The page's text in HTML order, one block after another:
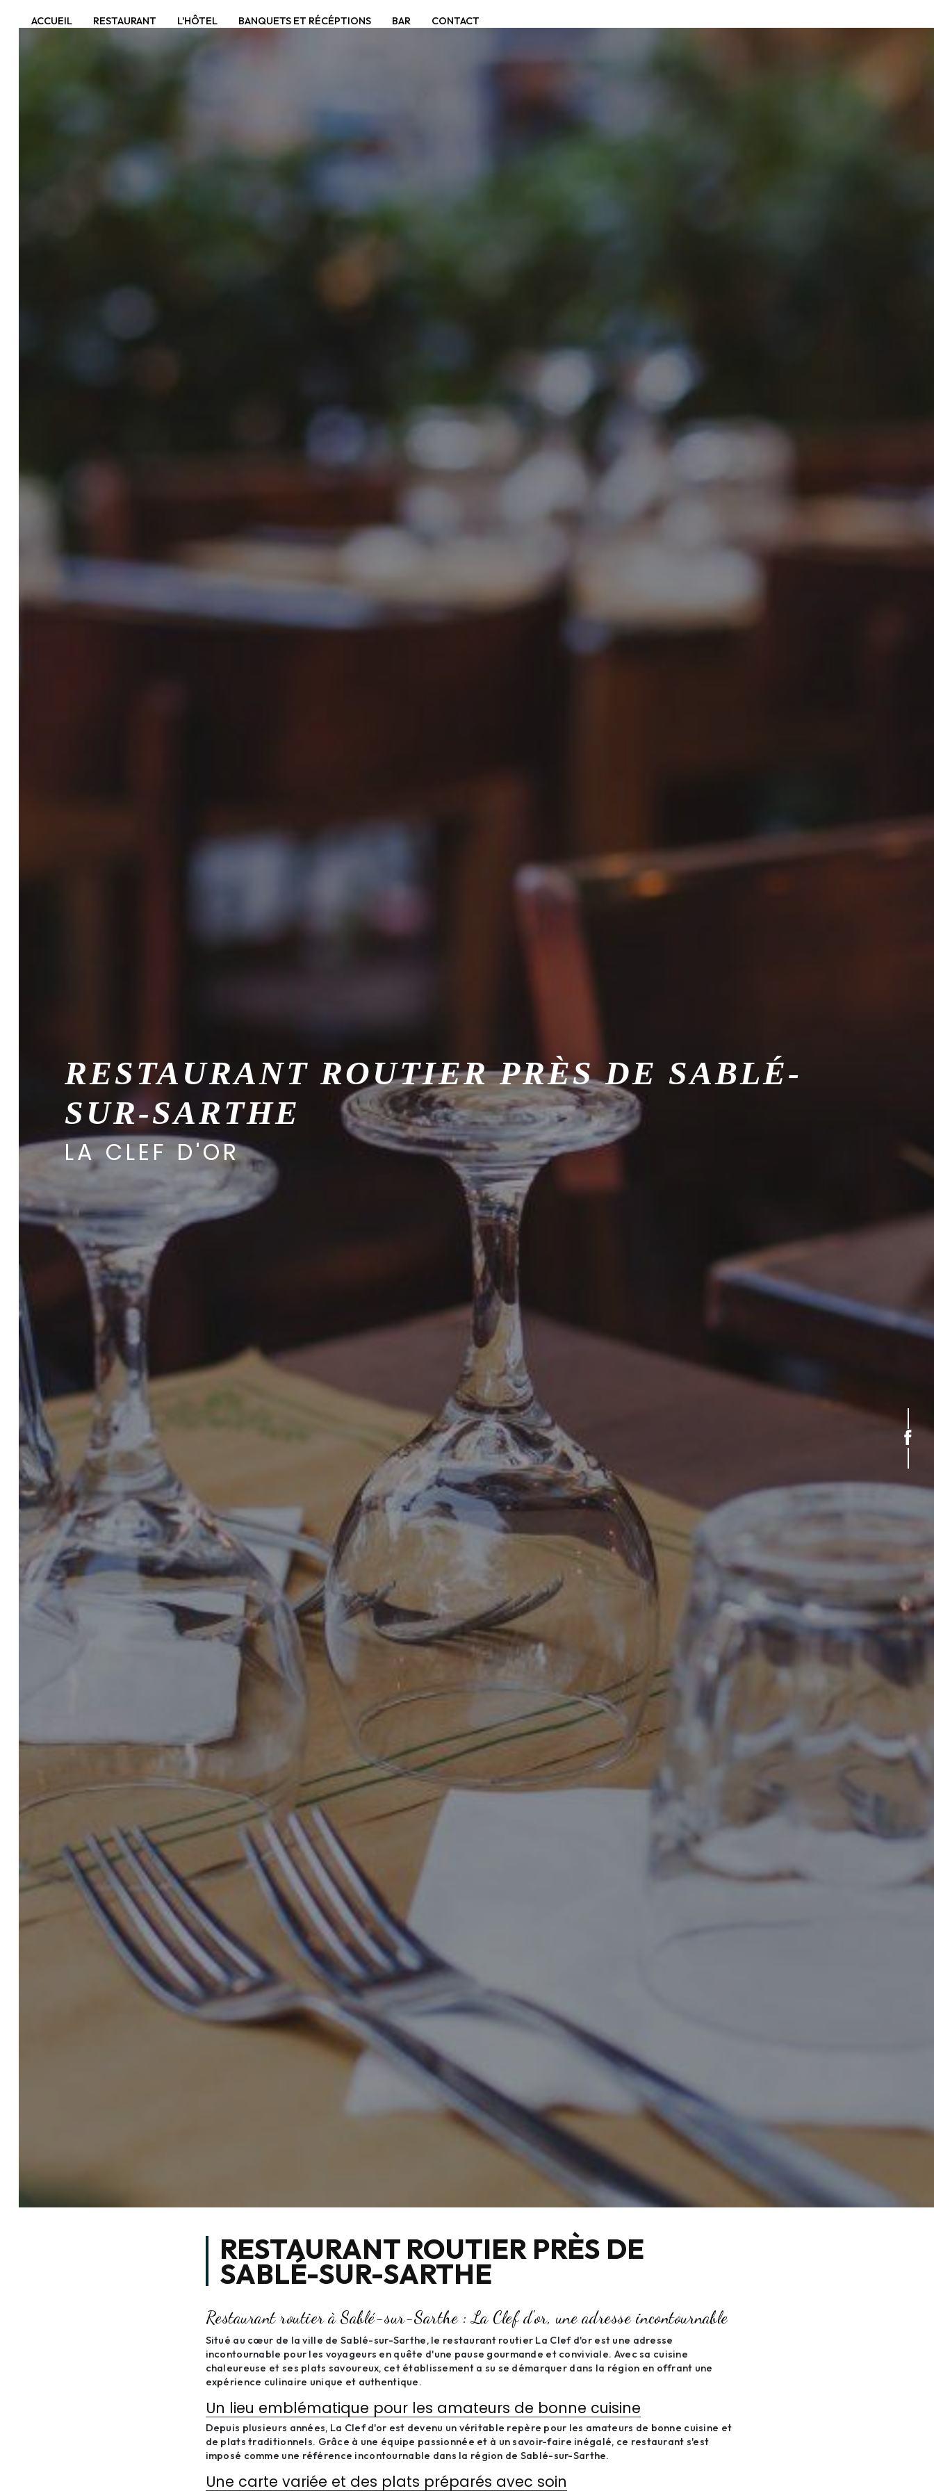
ACCUEIL RESTAURANT L'HÔTEL BANQUETS ET RÉCÉPTIONS BAR CONTACT
RESTAURANT ROUTIER PRÈS DE SABLÉ-
SUR-SARTHE
LA CLEF D'OR
RESTAURANT ROUTIER PRÈS DE
SABLÉ-SUR-SARTHE
Restaurant routier à Sablé-sur-Sarthe : La Clef d'or, une adresse incontournable
Situé au cœur de la ville de Sablé-sur-Sarthe, le restaurant routier La Clef d'or est une adresse
incontournable pour les voyageurs en quête d'une pause gourmande et conviviale. Avec sa cuisine
chaleureuse et ses plats savoureux, cet établissement a su se démarquer dans la région en offrant une
expérience culinaire unique et authentique.
Un lieu emblématique pour les amateurs de bonne cuisine
Depuis plusieurs années, La Clef d'or est devenu un véritable repère pour les amateurs de bonne cuisine et
de plats traditionnels. Grâce à une équipe passionnée et à un savoir-faire inégalé, ce restaurant s'est
imposé comme une référence incontournable dans la région de Sablé-sur-Sarthe.
Une carte variée et des plats préparés avec soin